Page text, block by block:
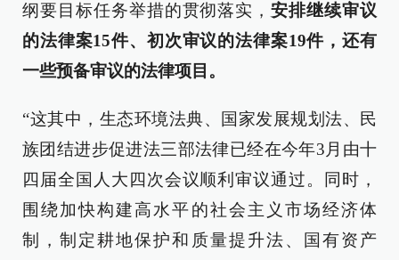
纲要目标任务举措的贯彻落实，安排继续审议
的法律案15件、初次审议的法律案19件，还有
一些预备审议的法律项目。
“这其中，生态环境法典、国家发展规划法、民
族团结进步促进法三部法律已经在今年3月由十
四届全国人大四次会议顺利审议通过。同时，
围绕加快构建高水平的社会主义市场经济体
制，制定耕地保护和质量提升法、国有资产